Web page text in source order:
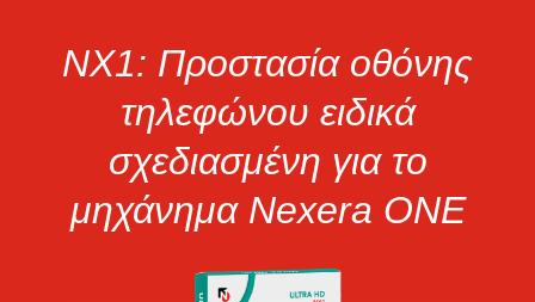
NX1: Προστασία οθόνης
τηλεφώνου ειδικά
σχεδιασμένη για το
μηχάνημα Nexera ONE